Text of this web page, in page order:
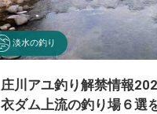
淡水の釣り
庄川アユ釣り解禁情報
衣ダム上流の釣り場６選